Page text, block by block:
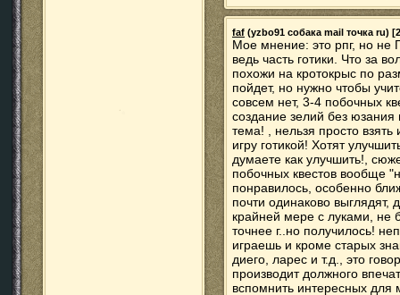
faf (yzbo91 собака mail точка ru)
Мое мнение: это рпг, но не
ведь часть готики. Что за
похожи на кротокрыс по
пойдет, но нужно чтобы
совсем нет, 3-4 побочных
создание зелий без юзания
тема! , нельзя просто взять
игру готикой! Хотят
думаете как улучшить!,
побочных квестов вообще
понравилось, особенно
почти одинаково выглядят,
крайней мере с луками, не
точнее г..но получилось!
играешь и кроме старых
диего, ларес и т.д., это
производит должного
вспомнить интересных